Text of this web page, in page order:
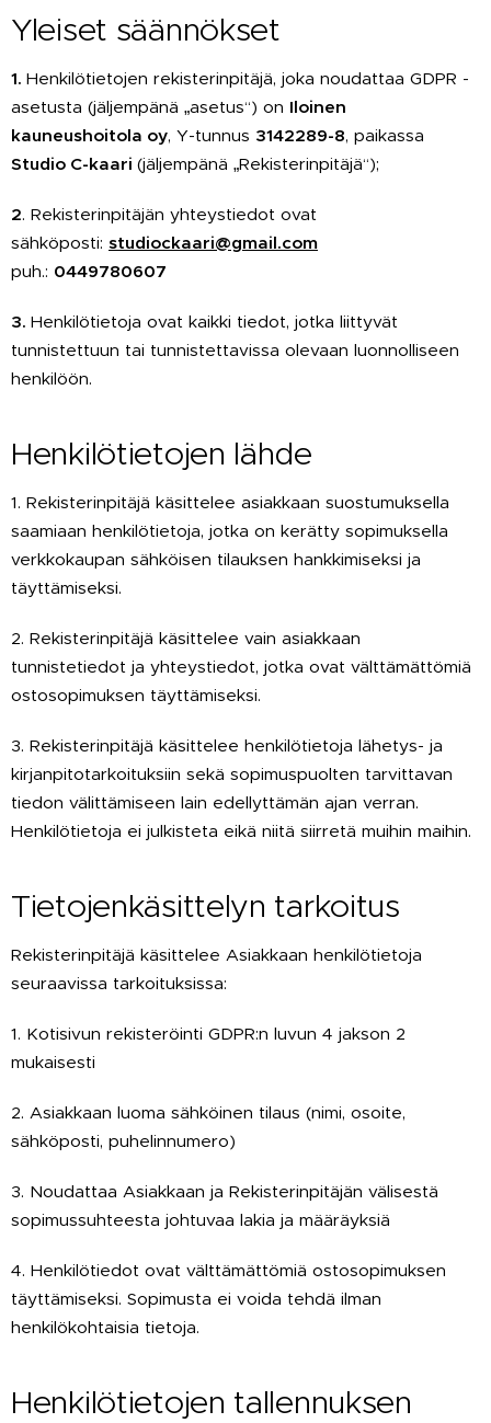
Yleiset säännökset
1. Henkilötietojen rekisterinpitäjä, joka noudattaa GDPR -
asetusta (jäljempänä „asetus“) on Iloinen
kauneushoitola oy, Y-tunnus 3142289-8, paikassa
Studio C-kaari (jäljempänä „Rekisterinpitäjä“);
2. Rekisterinpitäjän yhteystiedot ovat
sähköposti: studiockaari@gmail.com
puh.: 0449780607
3. Henkilötietoja ovat kaikki tiedot, jotka liittyvät
tunnistettuun tai tunnistettavissa olevaan luonnolliseen
henkilöön.
Henkilötietojen lähde
1. Rekisterinpitäjä käsittelee asiakkaan suostumuksella
saamiaan henkilötietoja, jotka on kerätty sopimuksella
verkkokaupan sähköisen tilauksen hankkimiseksi ja
täyttämiseksi.
2. Rekisterinpitäjä käsittelee vain asiakkaan
tunnistetiedot ja yhteystiedot, jotka ovat välttämättömiä
ostosopimuksen täyttämiseksi.
3. Rekisterinpitäjä käsittelee henkilötietoja lähetys- ja
kirjanpitotarkoituksiin sekä sopimuspuolten tarvittavan
tiedon välittämiseen lain edellyttämän ajan verran.
Henkilötietoja ei julkisteta eikä niitä siirretä muihin maihin.
Tietojenkäsittelyn tarkoitus
Rekisterinpitäjä käsittelee Asiakkaan henkilötietoja
seuraavissa tarkoituksissa:
1. Kotisivun rekisteröinti GDPR:n luvun 4 jakson 2
mukaisesti
2. Asiakkaan luoma sähköinen tilaus (nimi, osoite,
sähköposti, puhelinnumero)
3. Noudattaa Asiakkaan ja Rekisterinpitäjän välisestä
sopimussuhteesta johtuvaa lakia ja määräyksiä
4. Henkilötiedot ovat välttämättömiä ostosopimuksen
täyttämiseksi. Sopimusta ei voida tehdä ilman
henkilökohtaisia tietoja.
Henkilötietojen tallennuksen